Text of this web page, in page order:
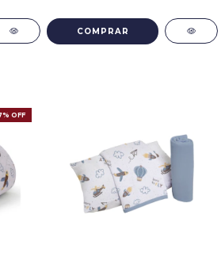
OFF